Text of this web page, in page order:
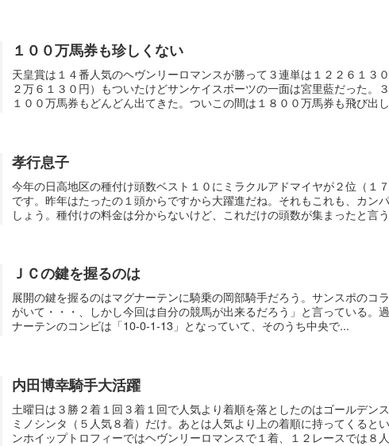
１００万馬券も珍しくない
天皇賞は１４番人気のヘヴンリーロマンスが勝って３連単は１２２６１３
２万６１３０円）もついたけどサンケイスポーツの一面は宮里藍だった。
１００万馬券もどんどん出てきた。ついこの間は１８００万馬券も飛び出
孝行息子
今年の日高地区の種付け頭数ベスト１０にミラクルアドマイヤが２位（１
です。昨年はたったの１頭からですから大躍進だね。それもこれも、カン
しょう。種付けの料金は分からないけど、これだけの頭数が集まったと言
ＪＣの鍵を握るのは
展開の鍵を握るのはマグナーテンに騎乗の岡部騎手だろう。サンスポのコ
がいて・・・、しかし今回は自分の競馬が出来るだろう」と言っている。
ナーテンのコンビは「10-0-1-13」となっていて、そのうち中央で...
内田博幸騎手大活躍
土曜日は３勝２着１回３着１回で人気より着順を落としたのはゴールデン
ミノシンタ（５人気８着）だけ。あとは人気より上の着順に持ってくると
ンホイップトロフィーではヘヴンリーロマンスで１着、１２レースでは８